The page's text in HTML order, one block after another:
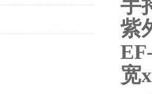
手
紫
宽x